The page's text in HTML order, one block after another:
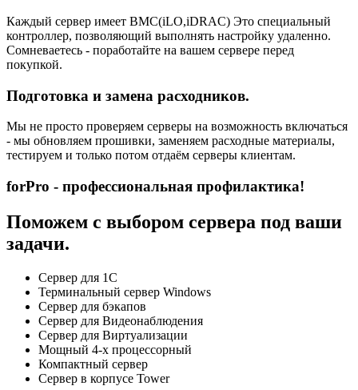
Каждый сервер имеет BMC(iLO,iDRAC) Это специальный
контроллер, позволяющий выполнять настройку удаленно.
Сомневаетесь - поработайте на вашем сервере перед
покупкой.
Подготовка и замена расходников.
Мы не просто проверяем серверы на возможность включаться
- мы обновляем прошивки, заменяем расходные материалы,
тестируем и только потом отдаём серверы клиентам.
forPro - профессиональная профилактика!
Поможем с выбором сервера под ваши
задачи.
Сервер для 1С
Терминальный сервер Windows
Сервер для бэкапов
Сервер для Видеонаблюдения
Сервер для Виртуализации
Мощный 4-х процессорный
Компактный сервер
Сервер в корпусе Tower